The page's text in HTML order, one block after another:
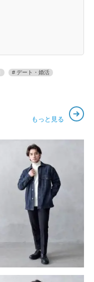
デート・婚活
もっと見る